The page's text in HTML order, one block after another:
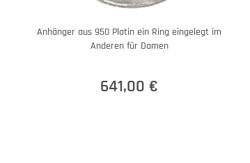
Anhänger aus 950 Platin ein Ring eingelegt im
Anderen für Damen
641,00 €